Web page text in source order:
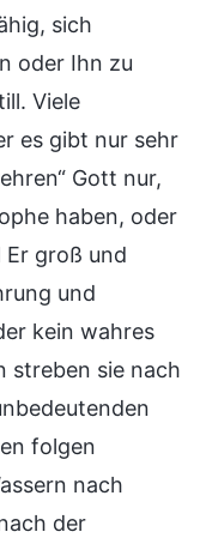
sich
oder Ihn zu
Viele
es gibt nur sehr
Gott nur,
haben, oder
Er groß und
und
kein wahres
streben sie nach
folgen
nach
der